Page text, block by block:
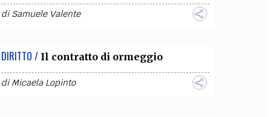
diSamuele Valente
DIRITTO / Il contratto di ormeggio
diMicaela Lopinto